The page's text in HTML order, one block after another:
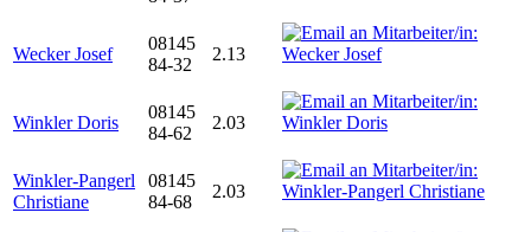
Wecker Josef
08145
84-32
2.13
Winkler Doris
08145
84-62
2.03
Winkler-Pangerl
Christiane
08145
84-68
2.03